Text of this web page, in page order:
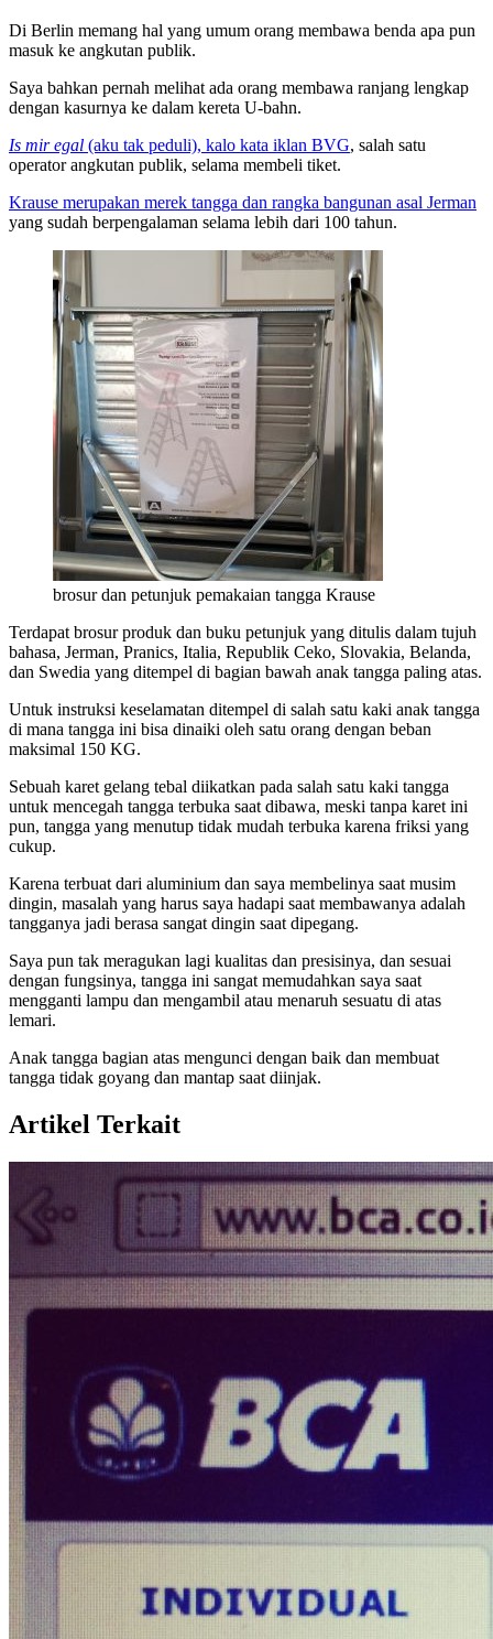
Di Berlin memang hal yang umum orang membawa benda apa pun
masuk ke angkutan publik.
Saya bahkan pernah melihat ada orang membawa ranjang lengkap
dengan kasurnya ke dalam kereta U-bahn.
Is mir egal (aku tak peduli), kalo kata iklan BVG, salah satu
operator angkutan publik, selama membeli tiket.
Krause merupakan merek tangga dan rangka bangunan asal Jerman
yang sudah berpengalaman selama lebih dari 100 tahun.
brosur dan petunjuk pemakaian tangga Krause
Terdapat brosur produk dan buku petunjuk yang ditulis dalam tujuh
bahasa, Jerman, Pranics, Italia, Republik Ceko, Slovakia, Belanda,
dan Swedia yang ditempel di bagian bawah anak tangga paling atas.
Untuk instruksi keselamatan ditempel di salah satu kaki anak tangga
di mana tangga ini bisa dinaiki oleh satu orang dengan beban
maksimal 150 KG.
Sebuah karet gelang tebal diikatkan pada salah satu kaki tangga
untuk mencegah tangga terbuka saat dibawa, meski tanpa karet ini
pun, tangga yang menutup tidak mudah terbuka karena friksi yang
cukup.
Karena terbuat dari aluminium dan saya membelinya saat musim
dingin, masalah yang harus saya hadapi saat membawanya adalah
tangganya jadi berasa sangat dingin saat dipegang.
Saya pun tak meragukan lagi kualitas dan presisinya, dan sesuai
dengan fungsinya, tangga ini sangat memudahkan saya saat
mengganti lampu dan mengambil atau menaruh sesuatu di atas
lemari.
Anak tangga bagian atas mengunci dengan baik dan membuat
tangga tidak goyang dan mantap saat diinjak.
Artikel Terkait